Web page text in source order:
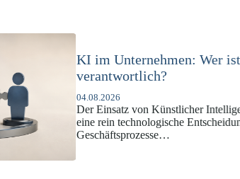
KI-Compliance in der
DSGVO und KI-VO
07.07.2026
Die europäische Digitalregulierung
enorme Komplexität erreicht, die
und Versicherungswirtschaft vor…